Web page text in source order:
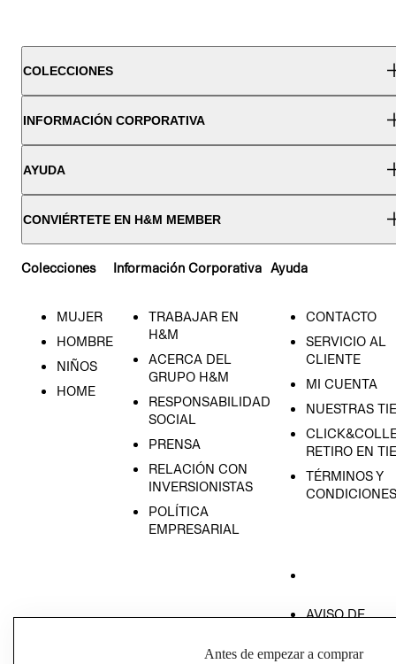
COLECCIONES
INFORMACIÓN CORPORATIVA
AYUDA
CONVIÉRTETE EN H&M MEMBER
Colecciones
MUJER
HOMBRE
NIÑOS
HOME
Información Corporativa
TRABAJAR EN
H&M
ACERCA DEL
GRUPO H&M
RESPONSABILIDAD
SOCIAL
PRENSA
RELACIÓN CON
INVERSIONISTAS
POLÍTICA
EMPRESARIAL
Ayuda
CONTACTO
SERVICIO AL
CLIENTE
MI CUENTA
NUESTRAS
RETIRO EN
TÉRMINOS Y
CONDICIONES
AVISO DE
GIFT CARD
Antes de empezar a comprar